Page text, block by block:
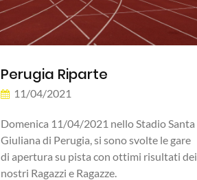
Perugia Riparte
11/04/2021
Domenica 11/04/2021 nello Stadio Santa
Giuliana di Perugia, si sono svolte le gare
di apertura su pista con ottimi risultati dei
nostri Ragazzi e Ragazze.